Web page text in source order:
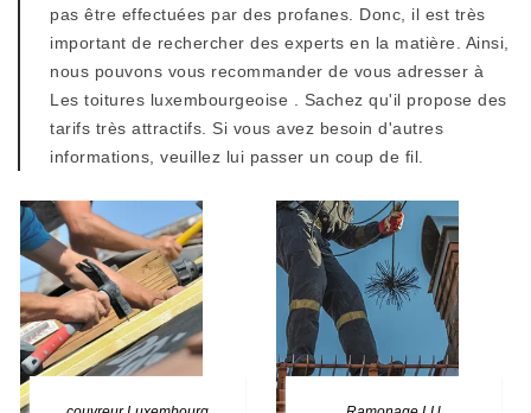
pas être effectuées par des profanes. Donc, il est très
important de rechercher des experts en la matière. Ainsi,
nous pouvons vous recommander de vous adresser à
Les toitures luxembourgeoise . Sachez qu'il propose des
tarifs très attractifs. Si vous avez besoin d'autres
informations, veuillez lui passer un coup de fil.